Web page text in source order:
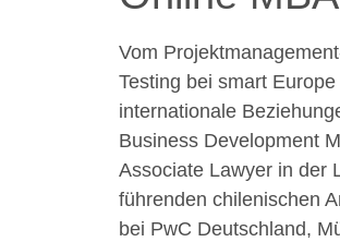
Vom
Testing bei smart
internationale
Business Development
Associate Lawyer in der
führenden chilenischen
bei PwC Deutschland,